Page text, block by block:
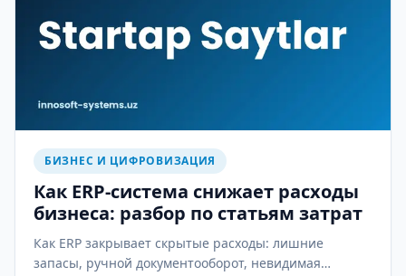
БИЗНЕС И ЦИФРОВИЗАЦИЯ
Как ERP-система снижает расходы
бизнеса: разбор по статьям затрат
Как ERP закрывает скрытые расходы: лишние
запасы, ручной документооборот, невидимая